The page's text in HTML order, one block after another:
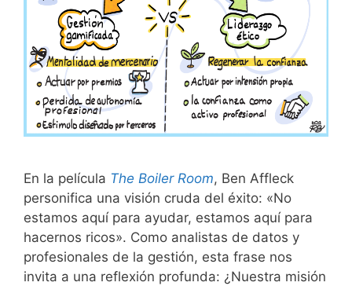
En la película The Boiler Room, Ben Affleck
personifica una visión cruda del éxito: «No
estamos aquí para ayudar, estamos aquí para
hacernos ricos». Como analistas de datos y
profesionales de la gestión, esta frase nos
invita a una reflexión profunda: ¿Nuestra misión